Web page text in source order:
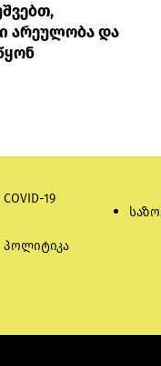
არეულობა და
COVID-19
პოლიტიკა